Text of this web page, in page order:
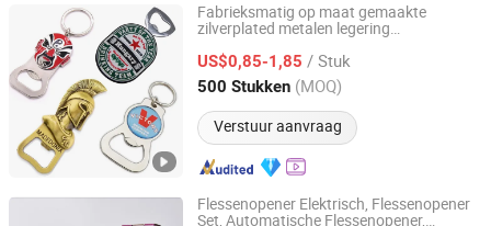
Fabrieksmatig op maat gemaakte
zilverplated metalen legering
gepersonaliseerd cultuur souvenir
op maat gemaakte Beijing Opera
magneetflesopener
US$0,85-1,85 / Stuk
500 Stukken (MOQ)
Verstuur aanvraag
Henglan Gifts Limited
Guangdong, China Sinds 2007
Flessenopener Elektrisch, Flessenopener
Set, Automatische Flessenopener,